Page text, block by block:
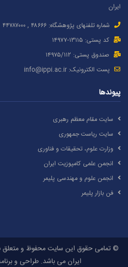
ایران
شماره تلفنهای پژوهشگاه: ۴۸۶۶۶ , ۴۴۷۸۷٠٠٠
کد پستی: ۱٣۱۱۵-۱۴۹۷۷
صندوق پستی: ۱۴۹۷۵/١١۲
پست الکترونیک:info@ippi.ac.ir
پیوندها
سایت مقام معظم رهبری
سایت ریاست جمهوری
وزارت علوم، تحقیقات و فناوری
انجمن علمی کامپوزیت ایران
انجمن علوم و مهندسی پلیمر
فن بازار پلیمر
© تمامی حقوق این سایت محفوظ و متعلق
ایران می باشد. طراحی و